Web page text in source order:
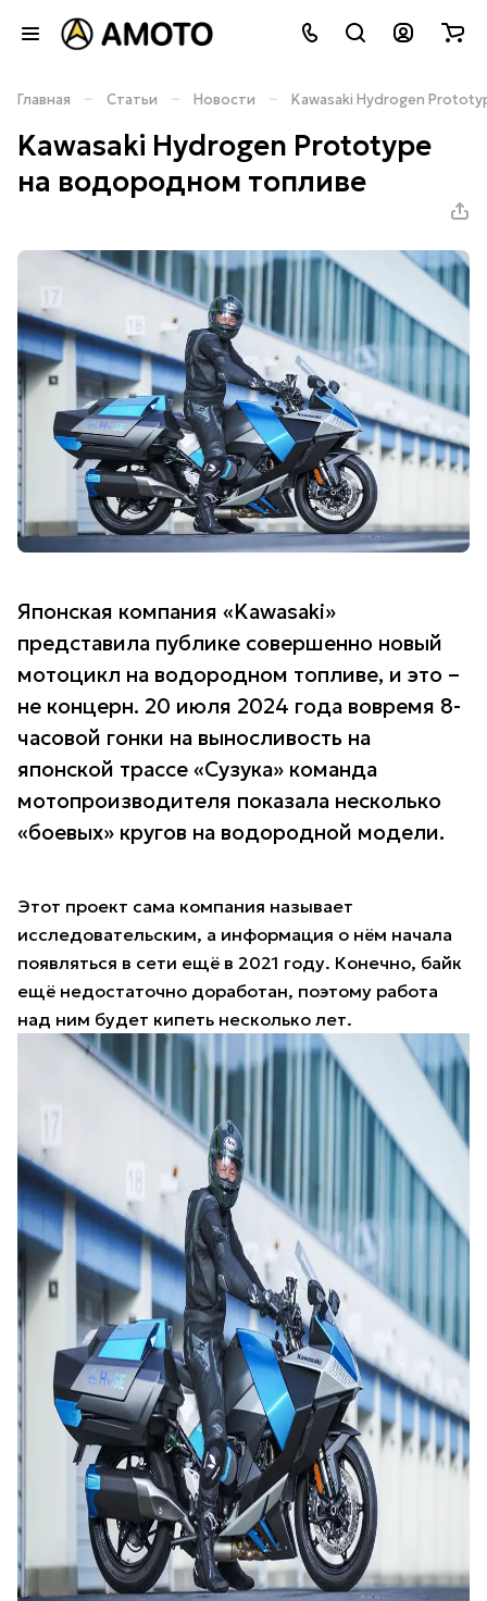
Главная – Статьи – Новости – Kawasaki Hydrogen
Kawasaki Hydrogen Prototype
на водородном топливе
Японская компания «Kawasaki»
представила публике совершенно новый
мотоцикл на водородном топливе, и это –
не концерн. 20 июля 2024 года вовремя 8-
часовой гонки на выносливость на
японской трассе «Сузука» команда
мотопроизводителя показала несколько
«боевых» кругов на водородной модели.
Этот проект сама компания называет
исследовательским, а информация о нём начала
появляться в сети ещё в 2021 году. Конечно, байк
ещё недостаточно доработан, поэтому работа
над ним будет кипеть несколько лет.